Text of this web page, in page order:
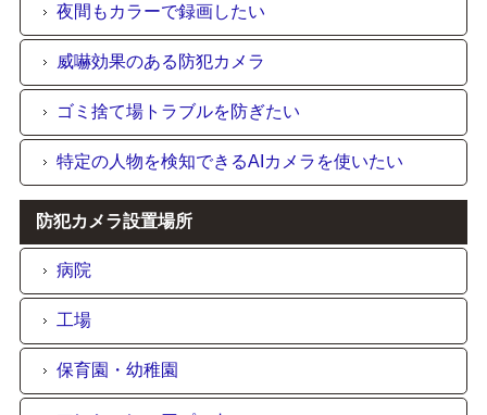
夜間もカラーで録画したい
威嚇効果のある防犯カメラ
ゴミ捨て場トラブルを防ぎたい
特定の人物を検知できるAIカメラを使いたい
防犯カメラ設置場所
病院
工場
保育園・幼稚園